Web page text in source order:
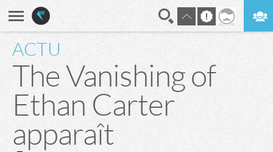
ACTU
The Vanishing of
Ethan Carter
apparaît